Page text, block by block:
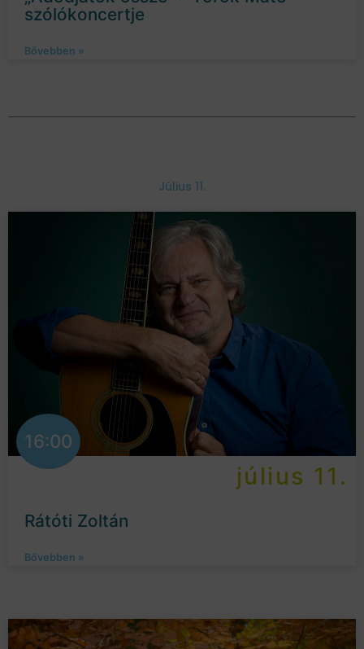
szólókoncertje
Bővebben »
Július 11.
16:00
július 11.
Rátóti Zoltán
Bővebben »